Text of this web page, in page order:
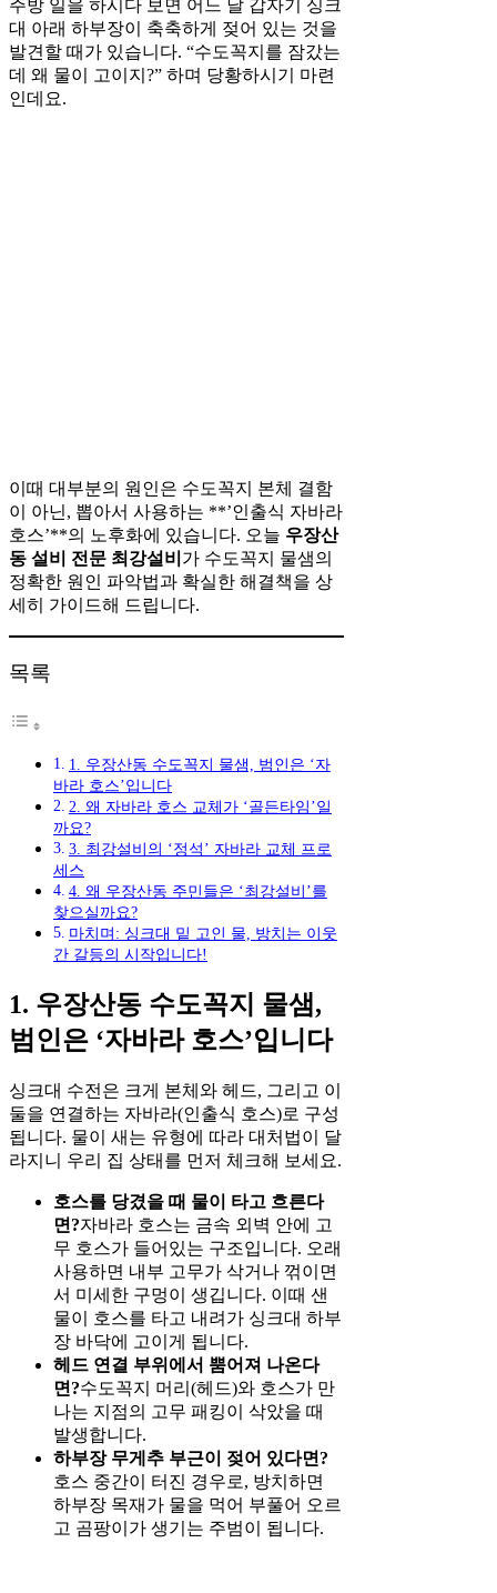
주방 일을 하시다 보면 어느 날 갑자기 싱크
대 아래 하부장이 축축하게 젖어 있는 것을
발견할 때가 있습니다. “수도꼭지를 잠갔는
데 왜 물이 고이지?” 하며 당황하시기 마련
인데요.
이때 대부분의 원인은 수도꼭지 본체 결함
이 아닌, 뽑아서 사용하는 **’인출식 자바라
호스’**의 노후화에 있습니다. 오늘 우장산
동 설비 전문 최강설비 가 수도꼭지 물샘의
정확한 원인 파악법과 확실한 해결책을 상
세히 가이드해 드립니다.
목록
1. 우장산동 수도꼭지 물샘, 범인은 ‘자
바라 호스’입니다
2. 왜 자바라 호스 교체가 ‘골든타임’일
까요?
3. 최강설비의 ‘정석’ 자바라 교체 프로
세스
4. 왜 우장산동 주민들은 ‘최강설비’를
찾으실까요?
마치며: 싱크대 밑 고인 물, 방치는 이웃
간 갈등의 시작입니다!
1. 우장산동 수도꼭지 물샘,
범인은 ‘자바라 호스’입니다
싱크대 수전은 크게 본체와 헤드, 그리고 이
둘을 연결하는 자바라(인출식 호스)로 구성
됩니다. 물이 새는 유형에 따라 대처법이 달
라지니 우리 집 상태를 먼저 체크해 보세요.
호스를 당겼을 때 물이 타고 흐른다
면?자바라 호스는 금속 외벽 안에 고
무 호스가 들어있는 구조입니다. 오래
사용하면 내부 고무가 삭거나 꺾이면
서 미세한 구멍이 생깁니다. 이때 샌
물이 호스를 타고 내려가 싱크대 하부
장 바닥에 고이게 됩니다.
헤드 연결 부위에서 뿜어져 나온다
면?수도꼭지 머리(헤드)와 호스가 만
나는 지점의 고무 패킹이 삭았을 때
발생합니다.
하부장 무게추 부근이 젖어 있다면?
호스 중간이 터진 경우로, 방치하면
하부장 목재가 물을 먹어 부풀어 오르
고 곰팡이가 생기는 주범이 됩니다.